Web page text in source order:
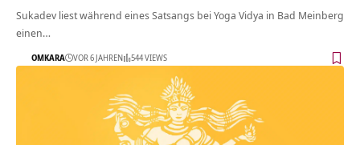
Sukadev liest während eines Satsangs bei Yoga Vidya in Bad Meinberg
einen…
OMKARA VOR 6 JAHREN 544 VIEWS